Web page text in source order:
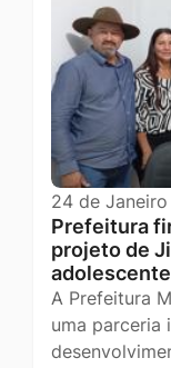
24 de
Prefeitura
projeto de
A Prefeitura
uma parceria